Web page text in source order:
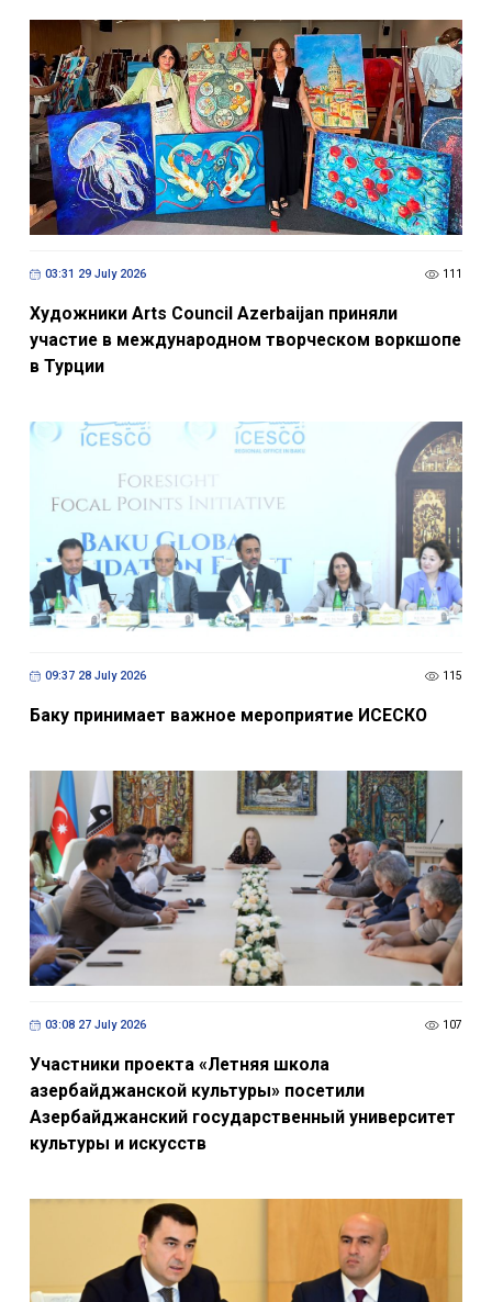
03:31 29 July 2026 111
Художники Arts Council Azerbaijan приняли
участие в международном творческом воркшопе
в Турции
09:37 28 July 2026 115
Баку принимает важное мероприятие ИСЕСКО
03:08 27 July 2026 107
Участники проекта «Летняя школа
азербайджанской культуры» посетили
Азербайджанский государственный университет
культуры и искусств